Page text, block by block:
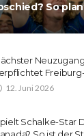
So
12. Juni 2026
Schalke-Star